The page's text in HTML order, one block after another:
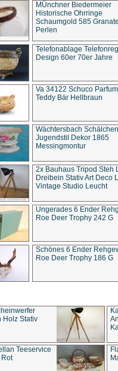
MÜnchner Biedermeier
Historische Ohrringe
Schaumgold 585
Perlen
Telefonablage
Design 60er 70er Jahre
Va 34122 Schuco
Teddy Bär Hellbraun
Wächtersbach Schälchen
Jugendstil Dekor 1865
Messingmontur
2x Bauhaus Tripod Steh
Dreibein Stativ Art Deco
Vintage Studio Leucht
Ungerades 6 Ender
Roe Deer Trophy 242 G
Schönes 6 Ender
Roe Deer Trophy 186 G
Holz Stativ
Teeservice